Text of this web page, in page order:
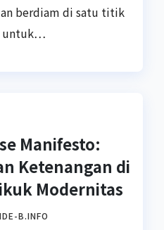
berdiam di satu titik
untuk…
Manifesto:
Ketenangan di
Modernitas
B.INFO